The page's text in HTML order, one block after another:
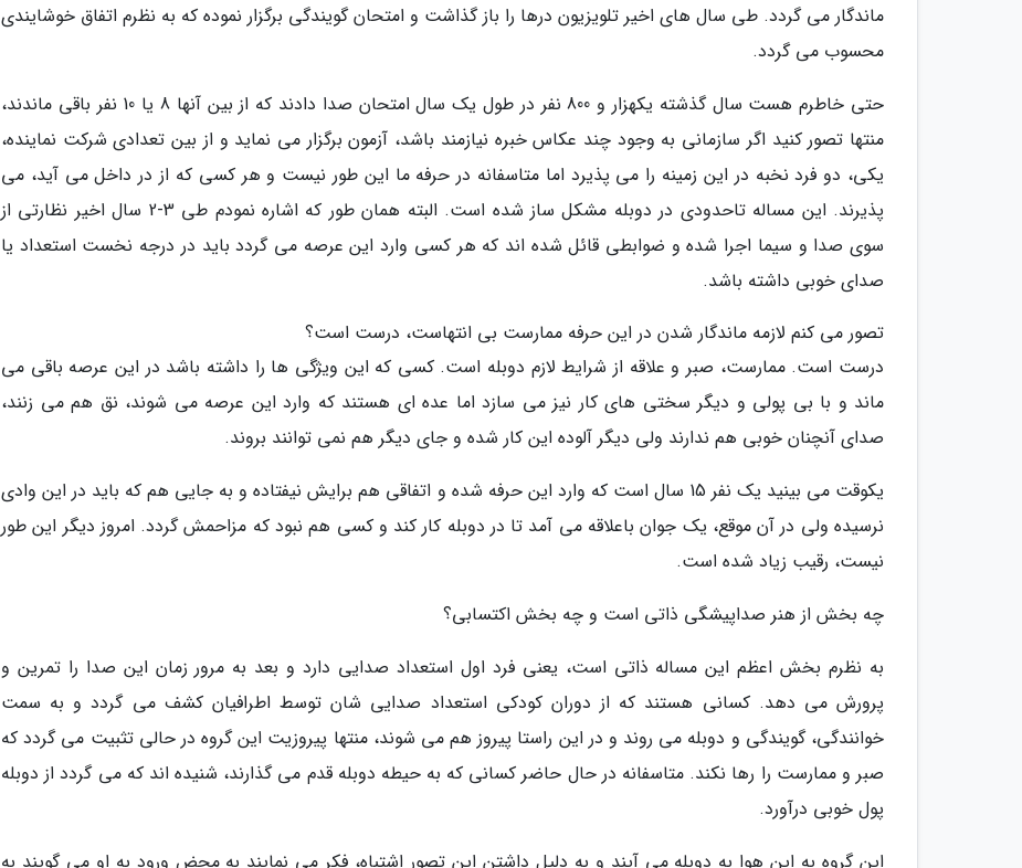
ماندگار می گردد. طی سال های اخیر تلویزیون درها را باز گذاشت و امتحان گویندگی برگزار نموده که به نظرم اتفاق خوشایندی
محسوب می گردد.
حتی خاطرم هست سال گذشته یکهزار و 800 نفر در طول یک سال امتحان صدا دادند که از بین آنها 8 یا 10 نفر باقی ماندند،
منتها تصور کنید اگر سازمانی به وجود چند عکاس خبره نیازمند باشد، آزمون برگزار می نماید و از بین تعدادی شرکت نماینده،
یکی، دو فرد نخبه در این زمینه را می پذیرد اما متاسفانه در حرفه ما این طور نیست و هر کسی که از در داخل می آید، می
پذیرند. این مساله تاحدودی در دوبله مشکل ساز شده است. البته همان طور که اشاره نمودم طی 3-2 سال اخیر نظارتی از
سوی صدا و سیما اجرا شده و ضوابطی قائل شده اند که هر کسی وارد این عرصه می گردد باید در درجه نخست استعداد یا
صدای خوبی داشته باشد.
تصور می کنم لازمه ماندگار شدن در این حرفه ممارست بی انتهاست، درست است؟
درست است. ممارست، صبر و علاقه از شرایط لازم دوبله است. کسی که این ویژگی ها را داشته باشد در این عرصه باقی می
ماند و با بی پولی و دیگر سختی های کار نیز می سازد اما عده ای هستند که وارد این عرصه می شوند، نق هم می زنند،
صدای آنچنان خوبی هم ندارند ولی دیگر آلوده این کار شده و جای دیگر هم نمی توانند بروند.
یکوقت می بینید یک نفر 15 سال است که وارد این حرفه شده و اتفاقی هم برایش نیفتاده و به جایی هم که باید در این وادی
نرسیده ولی در آن موقع، یک جوان باعلاقه می آمد تا در دوبله کار کند و کسی هم نبود که مزاحمش گردد. امروز دیگر این طور
نیست، رقیب زیاد شده است.
چه بخش از هنر صداپیشگی ذاتی است و چه بخش اکتسابی؟
به نظرم بخش اعظم این مساله ذاتی است، یعنی فرد اول استعداد صدایی دارد و بعد به مرور زمان این صدا را تمرین و
پرورش می دهد. کسانی هستند که از دوران کودکی استعداد صدایی شان توسط اطرافیان کشف می گردد و به سمت
خوانندگی، گویندگی و دوبله می روند و در این راستا پیروز هم می شوند، منتها پیروزیت این گروه در حالی تثبیت می گردد که
صبر و ممارست را رها نکند. متاسفانه در حال حاضر کسانی که به حیطه دوبله قدم می گذارند، شنیده اند که می گردد از دوبله
پول خوبی درآورد.
این گروه به این هوا به دوبله می آیند و به دلیل داشتن این تصور اشتباه، فکر می نمایند به محض ورود به او می گویند به